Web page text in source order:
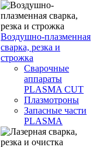
Воздушно-плазменная
сварка, резка и
строжка
Сварочные
аппараты
PLASMA CUT
Плазмотроны
Запасные части
PLASMA